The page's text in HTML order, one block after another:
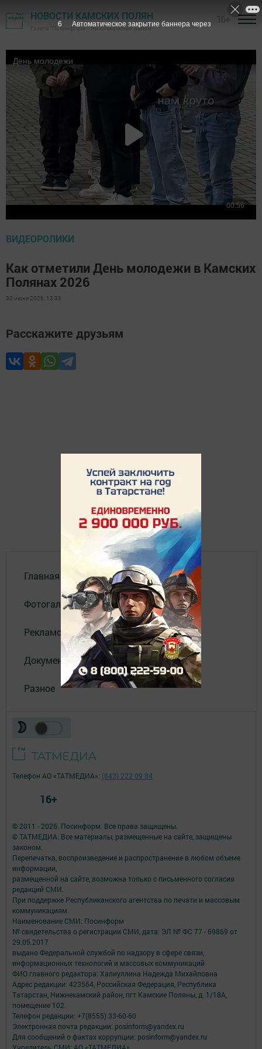
НОВОСТИ КАМСКИХ ПОЛЯН
Газета "Посинформ" - Нижнекамский район
ВИДЕОРОЛИКИ
Как отметили День молодежи в Камских
Полянах 2026
30 июня 2026, 13:33
Расскажите друзьям
Главная
Фотогалереи
Рекламодателям
Документы
Разное
© 2011 - 2026. Посинформ. Все права защищены.
© ТАТМЕДИА. Все материалы, размещенные на сайте, защищены
законом.
Перепечатка, воспроизведение и распространение в любом объеме
информации,
размещенной на сайте, возможна только с письменного согласия
редакций СМИ.
При поддержке Республиканского агентства по печати и массовым
коммуникациям.
Наименование СМИ: Посинформ
№ свидетельства о регистрации СМИ, дата: ЭЛ № ФС 77 - 69869 от
29.05.2017
выдано Федеральной службой по надзору в сфере связи,
информационных технологий и массовых коммуникаций
ФИО главного редактора: Халиуллина Надежда Михайловна
Адрес редакции: 423564, Российская Федерация, Республика
Татарстан, Нижнекамский район, пгт Камские Поляны, д. 1/18А,
помещение 102.
Телефон редакции: +7(8555) 33-60-60
Электронная почта редакции: posinform@yandex.ru
Для сообщений о фактах коррупции: posinform@yandex.ru
Телефон АО «ТАТМЕДИА»: (843) 222 09 84
16+
5 Автоматическое закрытие баннера через